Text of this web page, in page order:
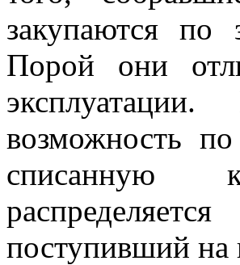
закупаются по
Порой они
возможность
списанную
поступивший на